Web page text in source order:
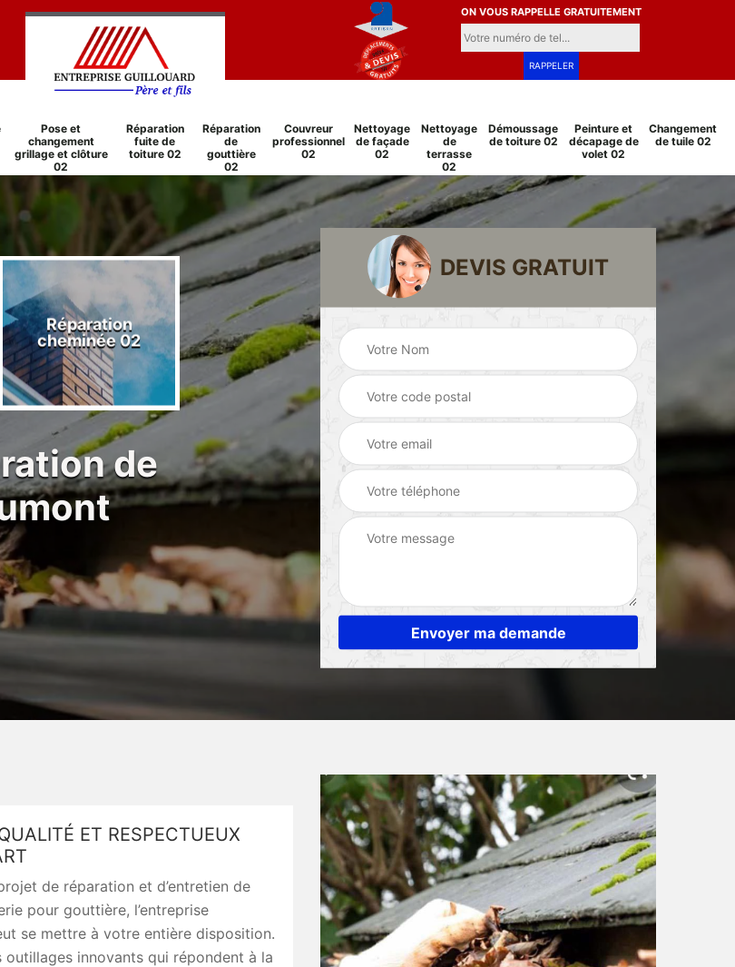
ON VOUS RAPPELLE GRATUITEMENT
Pose et
changement
grillage et clôture
02
Réparation
fuite de
toiture 02
Réparation
de
gouttière
02
Couvreur
professionnel
02
Nettoyage
de façade
02
Nettoyage
de
terrasse
02
Démoussage
de toiture 02
Peinture et
décapage de
volet 02
Changement
de tuile 02
Réparation
cheminée 02
Peinture sur tuile
02
Pose et
changement
grillage et clôture
Réparation fuite de
toiture 02
de
DEVIS GRATUIT
ET RESPECTUEUX
de réparation et d’entretien de
pour gouttière, l’entreprise
se mettre à votre entière disposition.
outillages innovants qui répondent à la